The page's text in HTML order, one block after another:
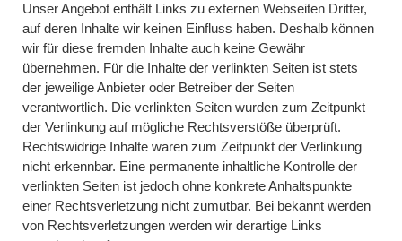
Unser Angebot enthält Links zu externen Webseiten Dritter,
auf deren Inhalte wir keinen Einfluss haben. Deshalb können
wir für diese fremden Inhalte auch keine Gewähr
übernehmen. Für die Inhalte der verlinkten Seiten ist stets
der jeweilige Anbieter oder Betreiber der Seiten
verantwortlich. Die verlinkten Seiten wurden zum Zeitpunkt
der Verlinkung auf mögliche Rechtsverstöße überprüft.
Rechtswidrige Inhalte waren zum Zeitpunkt der Verlinkung
nicht erkennbar. Eine permanente inhaltliche Kontrolle der
verlinkten Seiten ist jedoch ohne konkrete Anhaltspunkte
einer Rechtsverletzung nicht zumutbar. Bei bekannt werden
von Rechtsverletzungen werden wir derartige Links